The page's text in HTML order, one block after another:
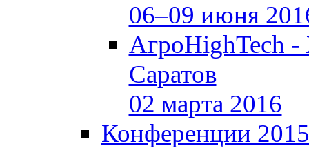
06–09 июня
АгроHighTech
Саратов
02 марта 2016
Конференции 2015